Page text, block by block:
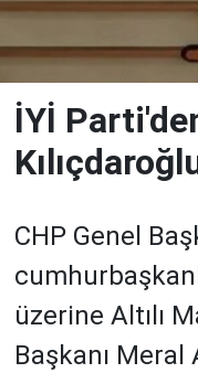
İYİ
CHP Genel
üzerine Altılı
Başkanı